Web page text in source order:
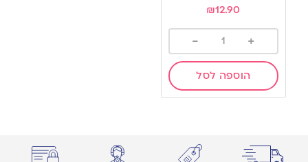
₪12.90
+
-
הוספה לסל